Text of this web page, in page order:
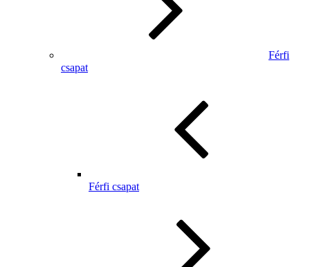
Férfi
csapat
Férfi csapat